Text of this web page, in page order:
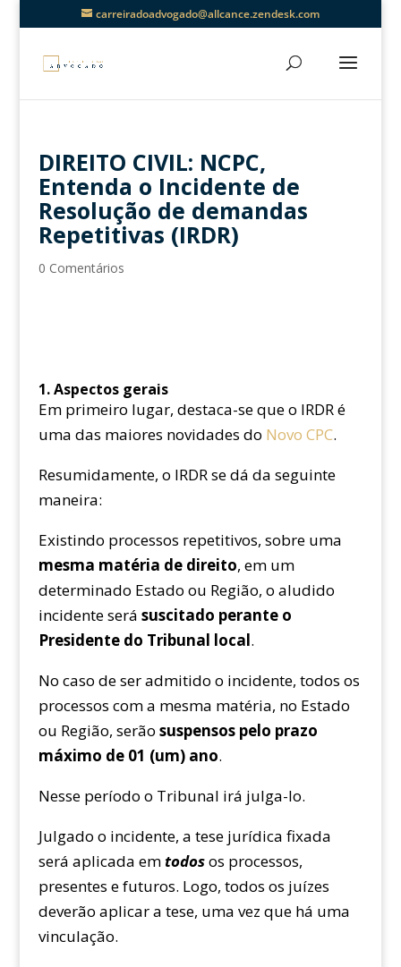
carreiradoadvogado@allcance.zendesk.com
DIREITO CIVIL: NCPC,
Entenda o Incidente de
Resolução de demandas
Repetitivas (IRDR)
0 Comentários
1. Aspectos gerais
Em primeiro lugar, destaca-se que o IRDR é
uma das maiores novidades do Novo CPC.
Resumidamente, o IRDR se dá da seguinte
maneira:
Existindo processos repetitivos, sobre uma
mesma matéria de direito, em um
determinado Estado ou Região, o aludido
incidente será suscitado perante o
Presidente do Tribunal local.
No caso de ser admitido o incidente, todos os
processos com a mesma matéria, no Estado
ou Região, serão suspensos pelo prazo
máximo de 01 (um) ano.
Nesse período o Tribunal irá julga-lo.
Julgado o incidente, a tese jurídica fixada
será aplicada emtodosos processos,
presentes e futuros. Logo, todos os juízes
deverão aplicar a tese, uma vez que há uma
vinculação.